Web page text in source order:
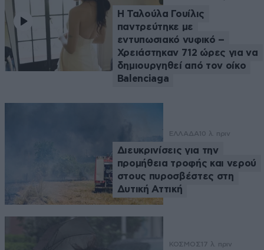
Η Ταλούλα Γουίλις
παντρεύτηκε με
εντυπωσιακό νυφικό –
Χρειάστηκαν 712 ώρες για να
δημιουργηθεί από τον οίκο
Balenciaga
ΕΛΛΑΔΑ 10 λ. πριν
Διευκρινίσεις για την
προμήθεια τροφής και νερού
στους πυροσβέστες στη
Δυτική Αττική
ΚΟΣΜΟΣ 17 λ. πριν